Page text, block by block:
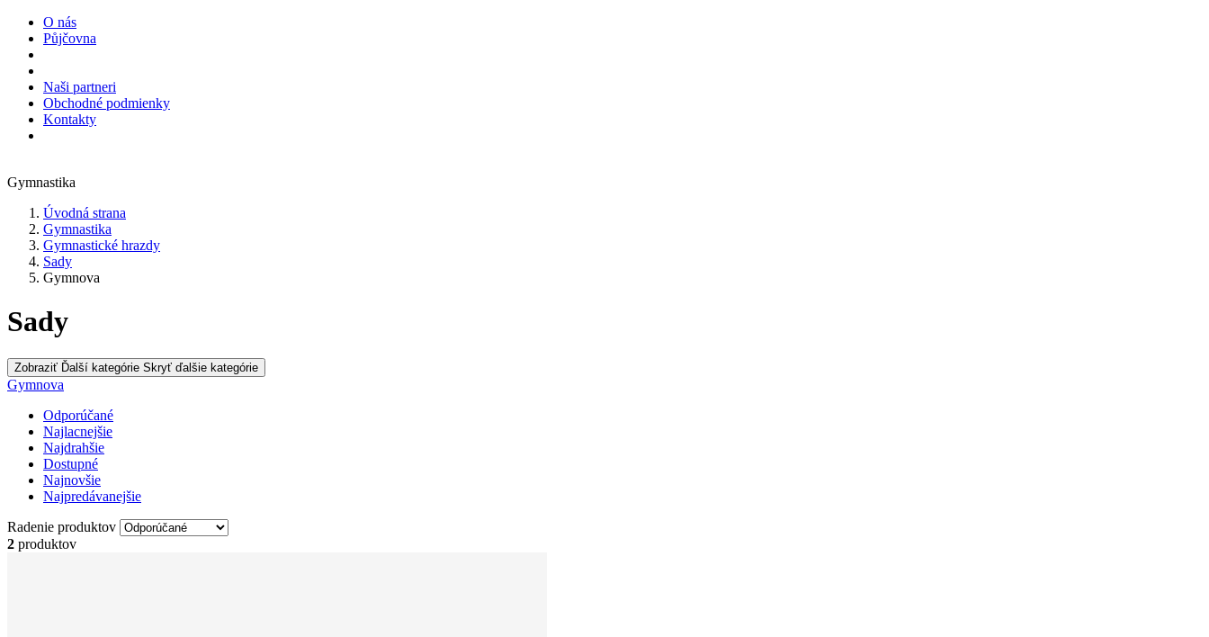
O nás
Půjčovna
Naši partneri
Obchodné podmienky
Kontakty
Gymnastika
Úvodná strana
Gymnastika
Gymnastické hrazdy
Sady
Gymnova
Sady
Zobraziť Ďalší kategórie Skryť ďalšie kategórie
Gymnova
Odporúčané
Najlacnejšie
Najdrahšie
Dostupné
Najnovšie
Najpredávanejšie
Radenie produktov
2 produktov